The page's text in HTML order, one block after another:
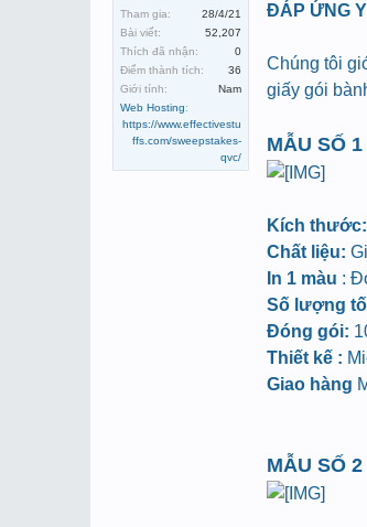
Tham gia:
28/4/21
Bài viết:
52,207
Thích đã nhận:
0
Điểm thành tích:
36
Giới tính:
Nam
Web Hosting:
https://www.effectivestu
ffs.com/sweepstakes-
qvc/
ĐÁP ỨNG
Chúng tôi
giấy gói
MẪU SỐ
Kích thước:
Chất liệu:
In 1 màu :
Số lượng
Đóng gói:
Thiết kế :
Giao hàng
MẪU SỐ